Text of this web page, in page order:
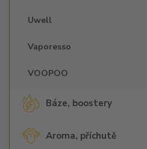
Uwell
Vaporesso
VOOPOO
Báze, boostery
Aroma, příchutě